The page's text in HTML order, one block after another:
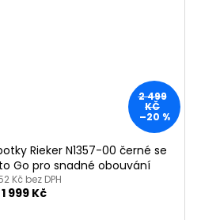
2 499
KČ
–20 %
Rieker N1357-00 černé se
Go pro snadné obouvání
Kč bez DPH
1 999 Kč